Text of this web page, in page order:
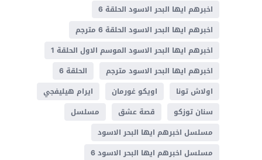
اخبرهم ايها البحر الاسود الحلقة 6
اخبرهم ايها البحر الاسود الحلقة 6 مترجم
اخبرهم ايها البحر الاسود الموسم الاول الحلقة 1
اخبرهم ايها البحر الاسود مترجم
الحلقة 6
اولاش تونا
اويكو غورمان
ايرام هيليفجي
سنان توزكو
قصة عشق
مسلسل
مسلسل اخبرهم ايها البحر الاسود
مسلسل اخبرهم ايها البحر الاسود 6